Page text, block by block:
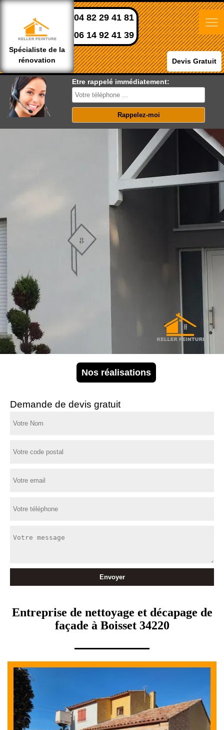
Spécialiste de la
rénovation
04 82 29 41 81
06 14 92 41 39
Devis Gratuit
Etre rappelé immédiatement:
Nos réalisations
Demande de devis gratuit
Entreprise de nettoyage et décapage de
façade à Boisset 34220